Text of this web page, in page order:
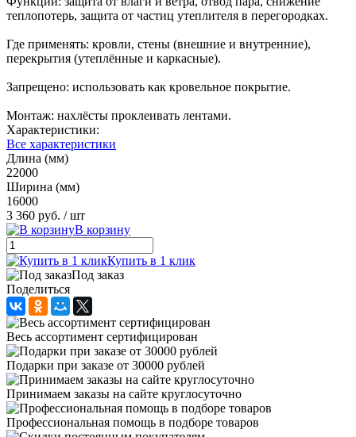
теплопотерь, защита от частиц утеплителя в перегородках.
Где применять: кровли, стены (внешние и внутренние),
перекрытия (утеплённые и каркасные).
Запрещено: использовать как кровельное покрытие.
Монтаж: нахлёсты проклеивать лентами.
Характеристики:
Все характеристики
Длина (мм)
22000
Ширина (мм)
16000
3 360 руб. / шт
В корзину
Купить в 1 клик
Под заказ
Поделиться
Весь ассортимент сертифицирован
Подарки при заказе от 30000 рублей
Принимаем заказы на сайте круглосуточно
Профессиональная помощь в подборе товаров